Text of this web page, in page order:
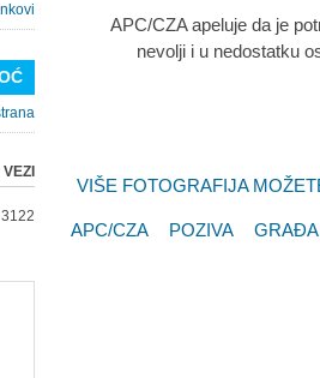
APC/CZA apeluje da je
nevolji i u nedostatku
VIŠE FOTOGRAFIJA
APC/CZA POZIVA
3122 زائر، ولايوجد أعضاء داخل الموقع